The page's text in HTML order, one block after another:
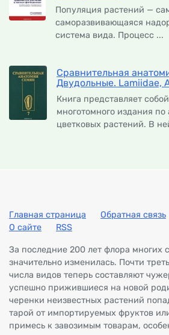
Популяция растений —
саморазвивающаяся
система вида. Процесс ...
Сравнительная
Двудольные. Lamiidae,
Книга представляет
многотомного издания
цветковых растений. В
Главная страница Обратная связь
О сайте
RSS
За последние 200 лет флора многих
значительно изменилась. Почти
числа видов теперь составляют
успешно прижившиеся на новой
черенки неизвестных растений
тарой от импортируемых фруктов
примесь к завозимым товарам,